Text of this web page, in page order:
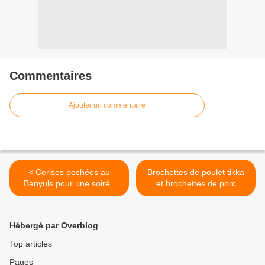
Commentaires
Ajouter un commentaire
< Cerises pochées au
Banyuls pour une soirée
"Mets et Vins d'été" fort
Brochettes de poulet tikka
et brochettes de porc
orange/miel >
Hébergé par Overblog
Top articles
Pages